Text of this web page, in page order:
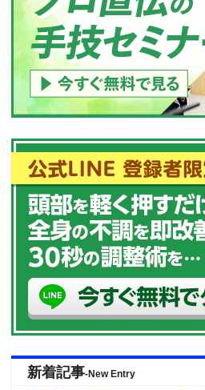
新着記事-New Entry